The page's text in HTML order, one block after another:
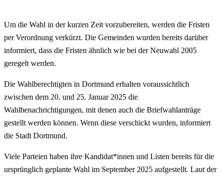
Um die Wahl in der kurzen Zeit vorzubereiten, werden die Fristen
per Verordnung verkürzt. Die Gemeinden wurden bereits darüber
informiert, dass die Fristen ähnlich wie bei der Neuwahl 2005
geregelt werden.
Die Wahlberechtigten in Dortmund erhalten voraussichtlich
zwischen dem 20. und 25. Januar 2025 die
Wahlbenachrichtigungen, mit denen auch die Briefwahlanträge
gestellt werden können. Wenn diese verschickt wurden, informiert
die Stadt Dortmund.
Viele Parteien haben ihre Kandidat*innen und Listen bereits für die
ursprünglich geplante Wahl im September 2025 aufgestellt. Laut der